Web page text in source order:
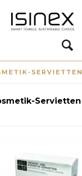
SERVIETTEN
Servietten